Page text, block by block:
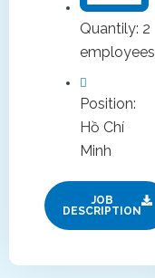
Quantily: 2
employees
Position:
Hồ Chí
Minh
JOB
DESCRIPTION